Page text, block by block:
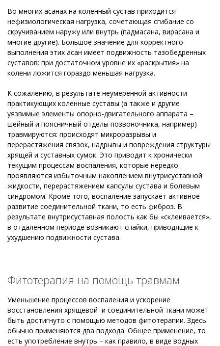
Во многих асанах на коленный сустав приходится
нефизиологическая нагрузка, сочетающая сгибание со
скручиванием наружу или внутрь (падмасана, вирасана и
многие другие). Большое значение для корректного
выполнения этих асан имеет подвижность тазобедренных
суставов: при достаточном уровне их «раскрытия» на
колени ложится гораздо меньшая нагрузка.
К сожалению, в результате неумеренной активности
практикующих коленные суставы (а также и другие
уязвимые элементы опорно-двигательного аппарата –
шейный и поясничный отделы позвоночника, например)
травмируются: происходят микроразрывы и
перерастяжения связок, надрывы и повреждения структуры
хрящей и суставных сумок. Это приводит к хронически
текущим процессам воспаления, которые нередко
проявляются избыточным накоплением внутрисуставной
жидкости, перерастяжением капсулы сустава и болевым
синдромом. Кроме того, воспаление запускает активное
развитие соединительной ткани, то есть фиброз. В
результате внутрисуставная полость как бы «склеивается»,
в отдаленном периоде возникают спайки, приводящие к
ухудшению подвижности сустава.
Фитотерапия на помощь травмам
Уменьшение процессов воспаления и ускорение
восстановления хрящевой и соединительной ткани может
быть достигнуто с помощью методов фитотерапии. Здесь
обычно применяются два подхода. Общее применение, то
есть употребление внутрь – как правило, в виде водных